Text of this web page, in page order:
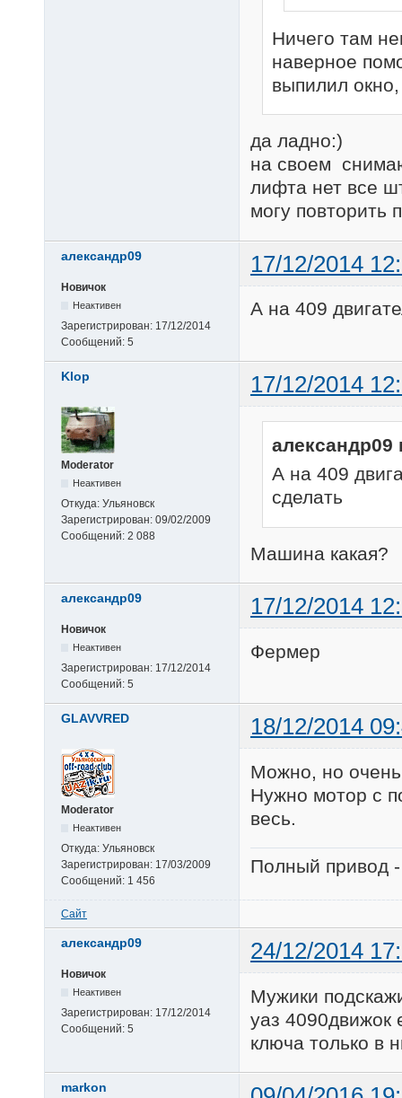
Ничего там
наверное
выпилил
да ладно:)
на своем
лифта нет все
могу повторить
александр09 17/12/2014
Новичок
Неактивен
Зарегистрирован: 17/12/2014
Сообщений: 5
А на 409
Klop 17/12/2014
Moderator
Неактивен
Откуда: Ульяновск
Зарегистрирован: 09/02/2009
Сообщений: 2 088
александр09
А на 409
сделать
Машина какая?
александр09 17/12/2014
Новичок
Неактивен
Зарегистрирован: 17/12/2014
Сообщений: 5
Фермер
GLAVVRED 18/12/2014
Moderator
Неактивен
Откуда: Ульяновск
Зарегистрирован: 17/03/2009
Сообщений: 1 456
Можно, но
Нужно мотор с
весь.
Полный привод
Сайт
александр09 24/12/2014
Новичок
Неактивен
Зарегистрирован: 17/12/2014
Сообщений: 5
Мужики
уаз 4090движок
ключа только в
markon